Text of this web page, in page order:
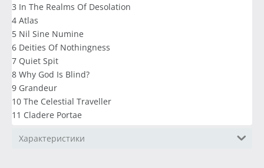
3 In The Realms Of Desolation
4 Atlas
5 Nil Sine Numine
6 Deities Of Nothingness
7 Quiet Spit
8 Why God Is Blind?
9 Grandeur
10 The Celestial Traveller
11 Cladere Portae
Характеристики